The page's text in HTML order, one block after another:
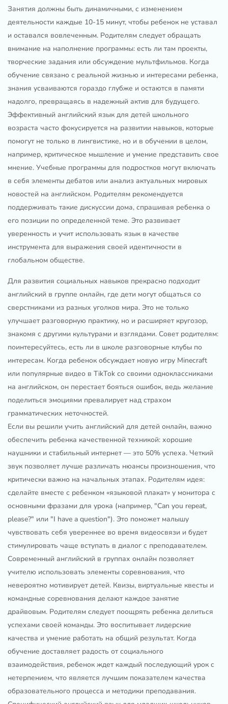
Занятия должны быть динамичными, с изменением
деятельности каждые 10-15 минут, чтобы ребенок не уставал
и оставался вовлеченным. Родителям следует обращать
внимание на наполнение программы: есть ли там проекты,
творческие задания или обсуждение мультфильмов. Когда
обучение связано с реальной жизнью и интересами ребенка,
знания усваиваются гораздо глубже и остаются в памяти
надолго, превращаясь в надежный актив для будущего.
Эффективный английский язык для детей школьного
возраста часто фокусируется на развитии навыков, которые
помогут не только в лингвистике, но и в обучении в целом,
например, критическое мышление и умение представить свое
мнение. Учебные программы для подростков могут включать
в себя элементы дебатов или анализ актуальных мировых
новостей на английском. Родителям рекомендуется
поддерживать такие дискуссии дома, спрашивая ребенка о
его позиции по определенной теме. Это развивает
уверенность и учит использовать язык в качестве
инструмента для выражения своей идентичности в
глобальном обществе.
Для развития социальных навыков прекрасно подходит
английский в группе онлайн, где дети могут общаться со
сверстниками из разных уголков мира. Это не только
улучшает разговорную практику, но и расширяет кругозор,
знакомя с другими культурами и взглядами. Совет родителям:
поинтересуйтесь, есть ли в школе разговорные клубы по
интересам. Когда ребенок обсуждает новую игру Minecraft
или популярные видео в TikTok со своими одноклассниками
на английском, он перестает бояться ошибок, ведь желание
поделиться эмоциями превалирует над страхом
грамматических неточностей.
Если вы решили учить английский для детей онлайн, важно
обеспечить ребенка качественной техникой: хорошие
наушники и стабильный интернет — это 50% успеха. Четкий
звук позволяет лучше различать нюансы произношения, что
критически важно на начальных этапах. Родителям идея:
сделайте вместе с ребенком «языковой плакат» у монитора с
основными фразами для урока (например, "Can you repeat,
please?" или "I have a question"). Это поможет малышу
чувствовать себя увереннее во время видеосвязи и будет
стимулировать чаще вступать в диалог с преподавателем.
Современный английский в группах онлайн позволяет
учителю использовать элементы соревнования, что
невероятно мотивирует детей. Квизы, виртуальные квесты и
командные соревнования делают каждое занятие
драйвовым. Родителям следует поощрять ребенка делиться
успехами своей команды. Это воспитывает лидерские
качества и умение работать на общий результат. Когда
обучение доставляет радость от социального
взаимодействия, ребенок ждет каждый последующий урок с
нетерпением, что является лучшим показателем качества
образовательного процесса и методики преподавания.